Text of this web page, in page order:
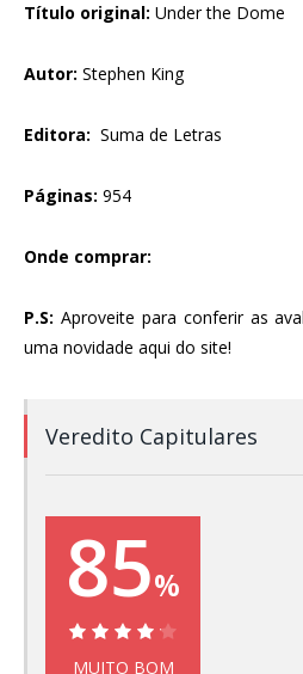
Título original: Under the Dome
Autor: Stephen King
Editora: Suma de Letras
Páginas: 954
Onde comprar:
P.S: Aproveite para conferir as
uma novidade aqui do site!
Veredito Capitulares
85%
MUITO BOM